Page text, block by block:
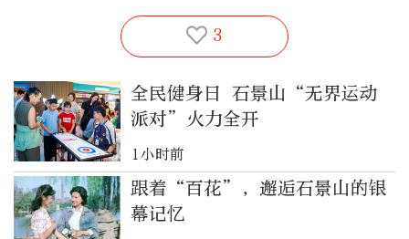
3
全民健身日 石景山“无界运动
派对”火力全开
1小时前
跟着“百花”，邂逅石景山的银
幕记忆